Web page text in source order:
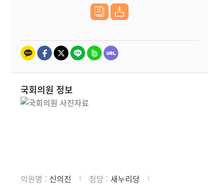
국회의원 정보
의원명 신의진 정당
새누리당